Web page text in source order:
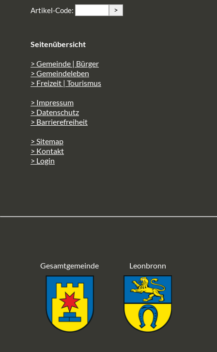
Artikel-Code: >
Seitenübersicht
> Gemeinde | Bürger
> Gemeindeleben
> Freizeit | Tourismus
> Impressum
> Datenschutz
> Barrierefreiheit
> Sitemap
> Kontakt
> Login
Gesamtgemeinde Leonbronn